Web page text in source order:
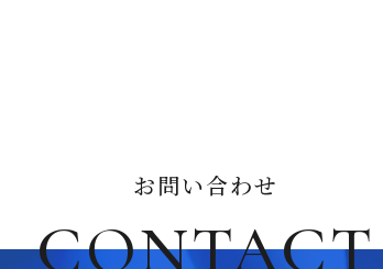
お問い合わせ
CONTACT